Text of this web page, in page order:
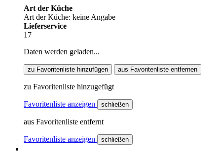
Art der Küche
Art der Küche: keine Angabe
Lieferservice
17
Daten werden geladen...
zu Favoritenliste hinzufügen aus Favoritenliste entfernen
zu Favoritenliste hinzugefügt
Favoritenliste anzeigen schließen
aus Favoritenliste entfernt
Favoritenliste anzeigen schließen